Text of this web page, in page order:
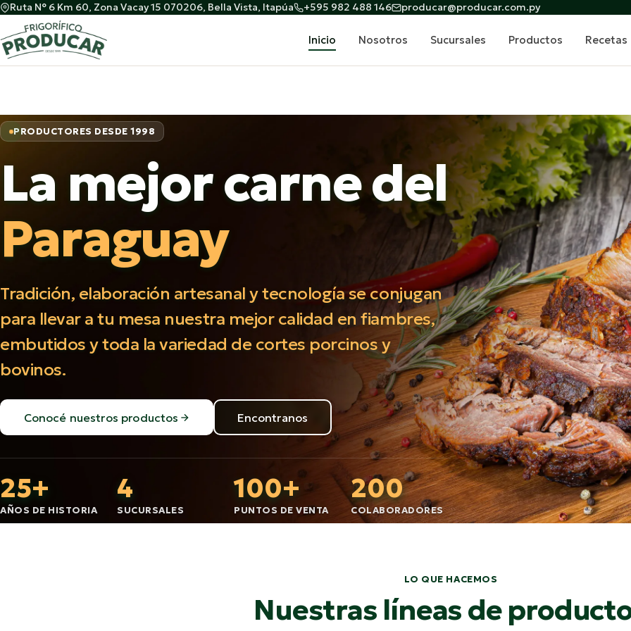
Ruta N° 6 Km 60, Zona Vacay 15 070206, Bella Vista, Itapúa +595 982 488 146 producar@producar.com.py
Inicio Nosotros Sucursales Productos Recetas
PRODUCTORES DESDE 1998
La mejor carne del
Paraguay
Tradición, elaboración artesanal y tecnología se conjugan
para llevar a tu mesa nuestra mejor calidad en fiambres,
embutidos y toda la variedad de cortes porcinos y
bovinos.
Conocé nuestros productos Encontranos
25+
AÑOS DE HISTORIA
4
SUCURSALES
100+
PUNTOS DE VENTA
200
COLABORADORES
LO QUE HACEMOS
Nuestras líneas de